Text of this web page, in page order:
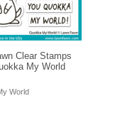
Clear Stamps
My World
World